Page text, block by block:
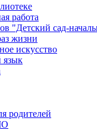
работа
"Детский сад-
жизни
искусство
язык
родителей